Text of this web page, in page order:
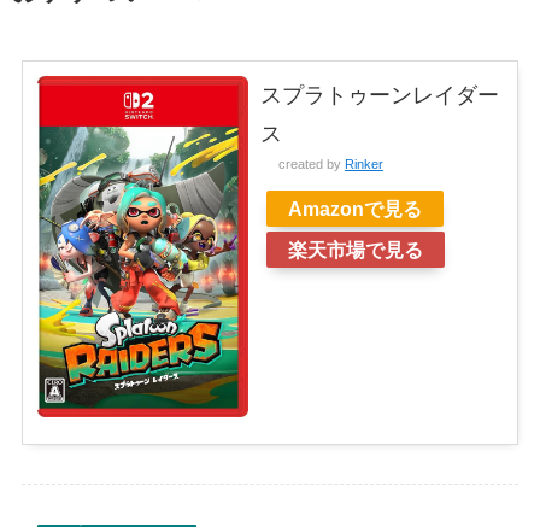
スプラトゥーンレイダー
ス
created by Rinker
Amazonで見る
楽天市場で見る